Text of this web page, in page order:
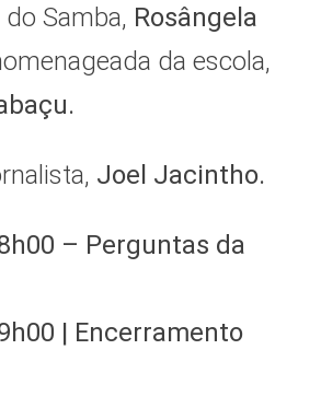
Samba, Rosângela
da escola,
Joel Jacintho.
– Perguntas da
| Encerramento